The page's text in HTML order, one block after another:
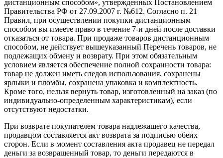
дистанционным способом», утвержденных Постановлением
Правительства РФ от 27.09.2007 г. №612. Согласно п. 21
Правил, при осуществлении покупки дистанционным
способом вы имеете право в течение 7-и дней после доставки
отказаться от товара. При продаже товаров дистанционным
способом, не действует вышеуказанный Перечень товаров, не
подлежащих обмену и возврату. При этом обязательным
условием является обеспечение полной сохранности товара:
товар не должен иметь следов использования, сохранены
ярлыки и пломбы, сохранена упаковка и комплектность.
Кроме того, нельзя вернуть товар, изготовленный на заказ (по
индивидуально-определенным характеристикам), если
отсутствуют недостатки.
При возврате покупателем товара надлежащего качества,
продавцом составляется акт возврата за подписью обеих
сторон. Если в момент составления акта продавец не передал
деньги за возвращенный товар, то деньги передаются в